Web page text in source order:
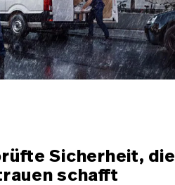
Sicherheit, die
schafft